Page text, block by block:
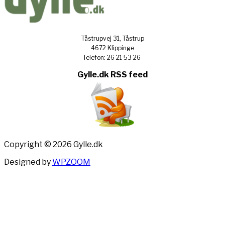
Tåstrupvej 31, Tåstrup
4672 Klippinge
Telefon: 26 21 53 26
Gylle.dk RSS feed
Copyright © 2026 Gylle.dk
Designed byWPZOOM